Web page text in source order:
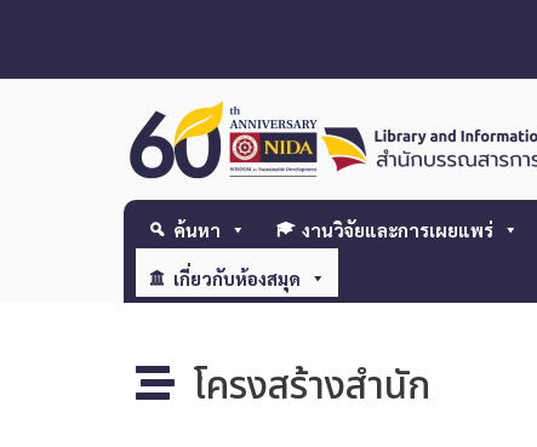
ค้นหา งานวิจัยและการเผยแพร่
เกี่ยวกับห้องสมุด
โครงสร้างสำนัก